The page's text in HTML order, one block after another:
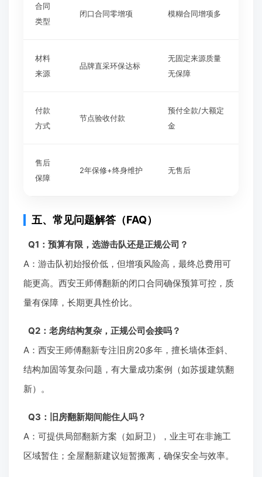
合同
类型
闭口合同零增项 模糊合同增项多
材料
来源
品牌直采环保达标
无固定来源质量
无保障
付款
方式
节点验收付款
预付全款/大额定
金
售后
保障
2年保修+终身维护 无售后
五、常见问题解答（FAQ）
Q1：预算有限，选游击队还是正规公司？
A：游击队初始报价低，但增项风险高，最终总费用可
能更高。西安王师傅翻新的闭口合同确保预算可控，质
量有保障，长期更具性价比。
Q2：老房结构复杂，正规公司会接吗？
A：西安王师傅翻新专注旧房20多年，擅长墙体歪斜、
结构加固等复杂问题，有大量成功案例（如苏援建筑翻
新）。
Q3：旧房翻新期间能住人吗？
A：可提供局部翻新方案（如厨卫），业主可在非施工
区域暂住；全屋翻新建议短暂搬离，确保安全与效率。